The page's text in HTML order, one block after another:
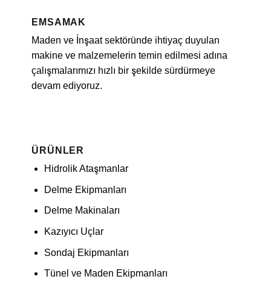
EMSAMAK
Maden ve İnşaat sektöründe ihtiyaç duyulan
makine ve malzemelerin temin edilmesi adına
çalışmalarımızı hızlı bir şekilde sürdürmeye
devam ediyoruz.
ÜRÜNLER
Hidrolik Ataşmanlar
Delme Ekipmanları
Delme Makinaları
Kazıyıcı Uçlar
Sondaj Ekipmanları
Tünel ve Maden Ekipmanları